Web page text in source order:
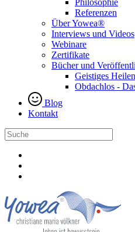
Philosophie
Referenzen
Über Yowea®
Interviews und Videos
Webinare
Zertifikate
Bücher und
Geistiges
Obdachlos -
Blog
Kontakt